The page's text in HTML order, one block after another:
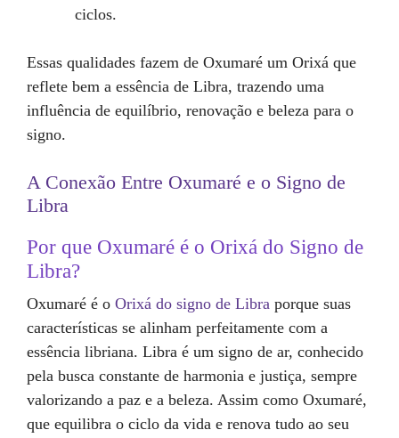
ciclos.
Essas qualidades fazem de Oxumaré um Orixá que
reflete bem a essência de Libra, trazendo uma
influência de equilíbrio, renovação e beleza para o
signo.
A Conexão Entre Oxumaré e o Signo de
Libra
Por que Oxumaré é o Orixá do Signo de
Libra?
Oxumaré é o Orixá do signo de Libra porque suas
características se alinham perfeitamente com a
essência libriana. Libra é um signo de ar, conhecido
pela busca constante de harmonia e justiça, sempre
valorizando a paz e a beleza. Assim como Oxumaré,
que equilibra o ciclo da vida e renova tudo ao seu